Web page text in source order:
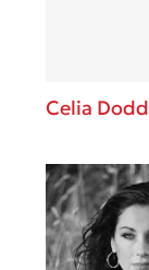
Celia Dodd